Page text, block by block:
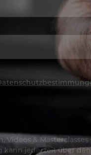
Videos &
jederzeit über